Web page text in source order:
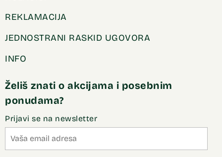
REKLAMACIJA
JEDNOSTRANI RASKID UGOVORA
INFO
Želiš znati o akcijama i posebnim
ponudama?
Prijavi se na newsletter